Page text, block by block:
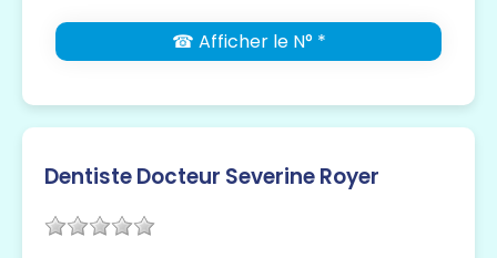
☎ Afficher le N° *
Dentiste Docteur Severine Royer